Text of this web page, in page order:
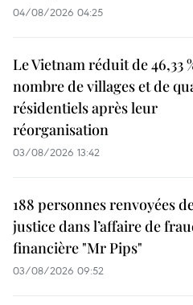
04/08/2026 04:25
Le Vietnam réduit de 46,33
nombre de villages et de
résidentiels après leur
réorganisation
03/08/2026 13:42
188 personnes renvoyées
justice dans l’affaire de
financière "Mr Pips"
03/08/2026 09:52